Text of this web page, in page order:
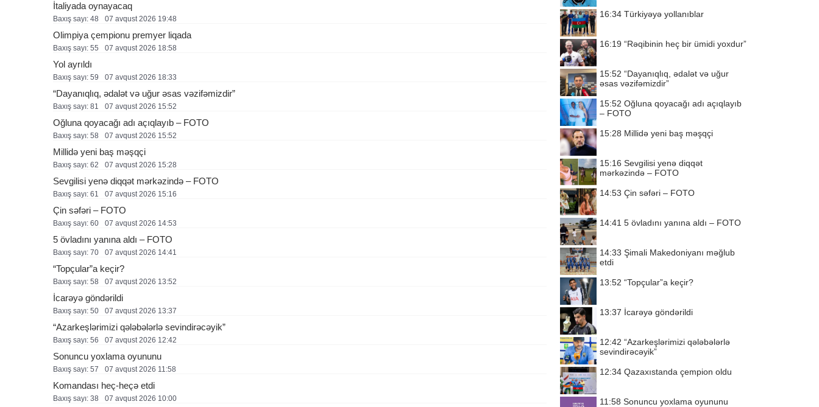
İtaliyada oynayacaq
Baxış sayı: 48 07 avqust 2026 19:48
Olimpiya çempionu premyer liqada
Baxış sayı: 55 07 avqust 2026 18:58
Yol ayrıldı
Baxış sayı: 59 07 avqust 2026 18:33
“Dayanıqlıq, ədalət və uğur əsas vəzifəmizdir”
Baxış sayı: 81 07 avqust 2026 15:52
Oğluna qoyacağı adı açıqlayıb – FOTO
Baxış sayı: 58 07 avqust 2026 15:52
Millidə yeni baş məşqçi
Baxış sayı: 62 07 avqust 2026 15:28
Sevgilisi yenə diqqət mərkəzində – FOTO
Baxış sayı: 61 07 avqust 2026 15:16
Çin səfəri – FOTO
Baxış sayı: 60 07 avqust 2026 14:53
5 övladını yanına aldı – FOTO
Baxış sayı: 70 07 avqust 2026 14:41
“Topçular”a keçir?
Baxış sayı: 58 07 avqust 2026 13:52
İcarəyə göndərildi
Baxış sayı: 50 07 avqust 2026 13:37
“Azarkeşlərimizi qələbələrlə sevindirəcəyik”
Baxış sayı: 56 07 avqust 2026 12:42
Sonuncu yoxlama oyununu
Baxış sayı: 57 07 avqust 2026 11:58
Komandası heç-heçə etdi
Baxış sayı: 38 07 avqust 2026 10:00
16:34 Türkiyəyə yollanıblar
16:19 “Rəqibinin heç bir ümidi yoxdur”
15:52 “Dayanıqlıq, ədalət və uğur
əsas vəzifəmizdir”
15:52 Oğluna qoyacağı adı açıqlayıb
– FOTO
15:28 Millidə yeni baş məşqçi
15:16 Sevgilisi yenə diqqət
mərkəzində – FOTO
14:53 Çin səfəri – FOTO
14:41 5 övladını yanına aldı – FOTO
14:33 Şimali Makedoniyanı məğlub
etdi
13:52 “Topçular”a keçir?
13:37 İcarəyə göndərildi
12:42 “Azarkeşlərimizi qələbələrlə
sevindirəcəyik”
12:34 Qazaxıstanda çempion oldu
11:58 Sonuncu yoxlama oyununu